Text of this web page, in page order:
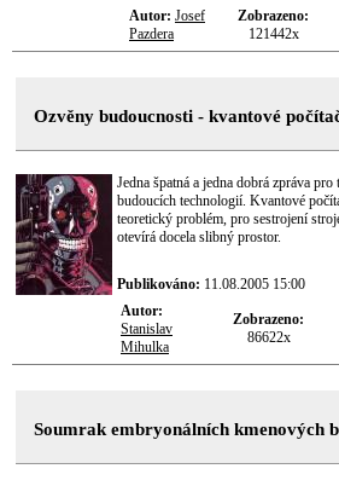
Autor: Josef
Pazdera
Zobrazeno:
121442x
Ozvěny budoucnosti - kvantové
Jedna špatná a jedna dobrá zpráva
budoucích technologií. Kvantové
teoretický problém, pro sestrojení
otevírá docela slibný prostor.
Publikováno: 11.08.2005 15:00
Autor:
Stanislav
Mihulka
Zobrazeno:
86622x
Soumrak embryonálních kmenových